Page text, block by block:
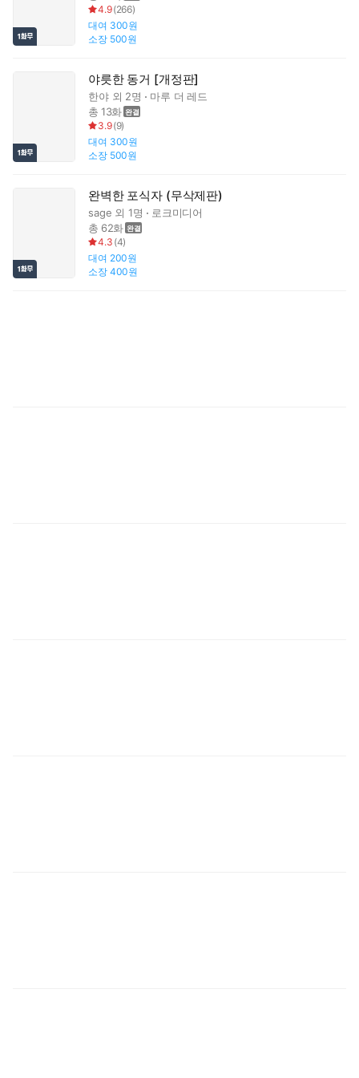
4.9(266)
대여 300원
소장 500원
야릇한 동거 [개정판]
한야외 2명
마루 더 레드
총 13화
3.9(9)
대여 300원
소장 500원
완벽한 포식자 (무삭제판)
sage 외 1명
로크미디어
총 62화
4.3 (4)
대여 200원
소장 400원